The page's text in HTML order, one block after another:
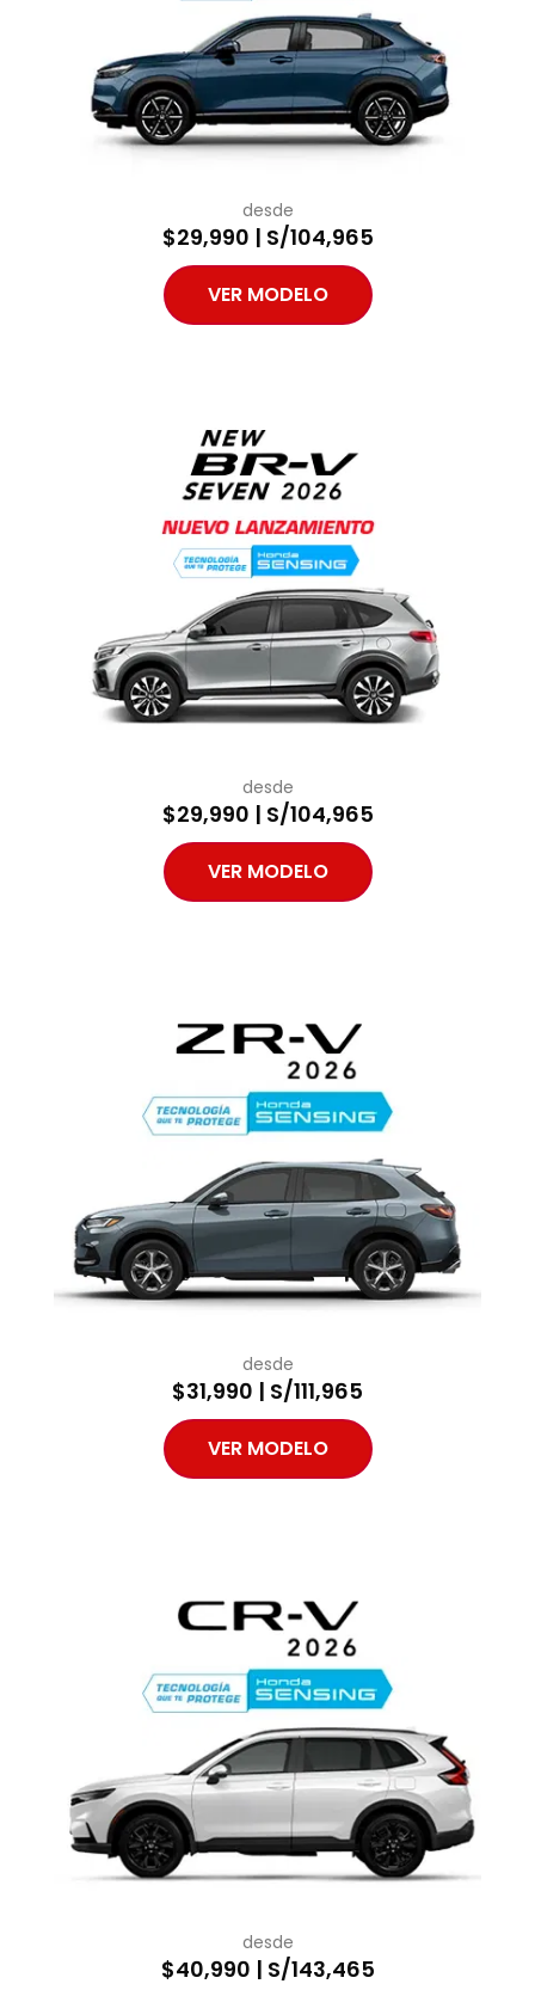
desde
$29,990 | S/104,965
VER MODELO
desde
$29,990 | S/104,965
VER MODELO
desde
$31,990 | S/111,965
VER MODELO
desde
$40,990 | S/143,465